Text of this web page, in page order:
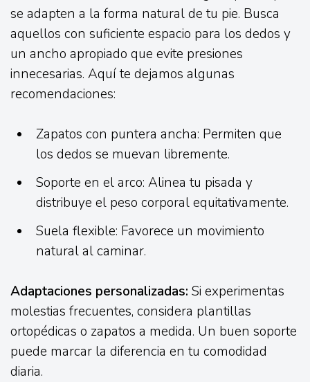
se adapten a la forma natural de tu pie. Busca
aquellos con suficiente espacio para los dedos y
un ancho apropiado que evite presiones
innecesarias. Aquí te dejamos algunas
recomendaciones:
Zapatos con puntera ancha: Permiten que
los dedos se muevan libremente.
Soporte en el arco: Alinea tu pisada y
distribuye el peso corporal equitativamente.
Suela flexible: Favorece un movimiento
natural al caminar.
Adaptaciones personalizadas: Si experimentas
molestias frecuentes, considera plantillas
ortopédicas o zapatos a medida. Un buen soporte
puede marcar la diferencia en tu comodidad
diaria.